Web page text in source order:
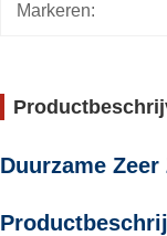
Markeren:
Duurzame